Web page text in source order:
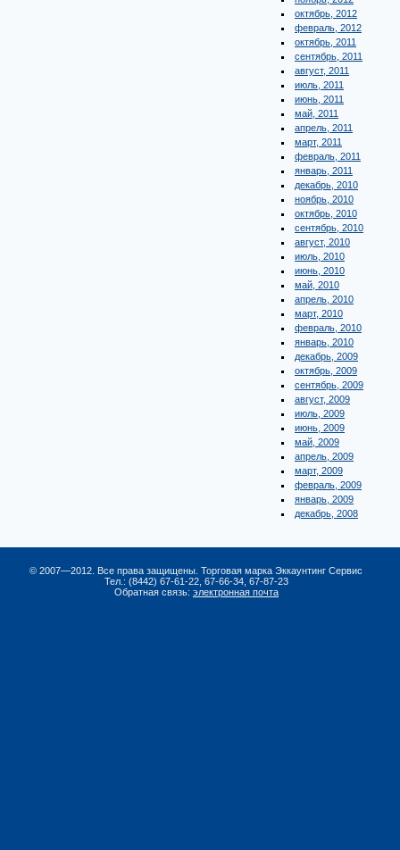
октябрь, 2012
февраль, 2012
октябрь, 2011
сентябрь, 2011
август, 2011
июль, 2011
июнь, 2011
май, 2011
апрель, 2011
март, 2011
февраль, 2011
январь, 2011
декабрь, 2010
ноябрь, 2010
октябрь, 2010
сентябрь, 2010
август, 2010
июль, 2010
июнь, 2010
май, 2010
апрель, 2010
март, 2010
февраль, 2010
январь, 2010
декабрь, 2009
октябрь, 2009
сентябрь, 2009
август, 2009
июль, 2009
июнь, 2009
май, 2009
апрель, 2009
март, 2009
февраль, 2009
январь, 2009
декабрь, 2008
© 2007—2012. Все права защищены. Торговая марка Эккаунтинг Сервис
Тел.: (8442) 67-61-22, 67-66-34, 67-87-23
Обратная связь: электронная почта